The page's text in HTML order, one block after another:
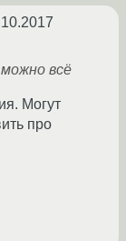
всё
Могут
про